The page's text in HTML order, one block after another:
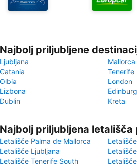
Najbolj priljubljene
Ljubljana
Mallorca
Catania
Tenerife
Olbia
London
Lizbona
Edinburg
Dublin
Kreta
Najbolj priljubljena letališča
Letališče Palma de Mallorca
Letališče Ljubljana
Letališče Tenerife South